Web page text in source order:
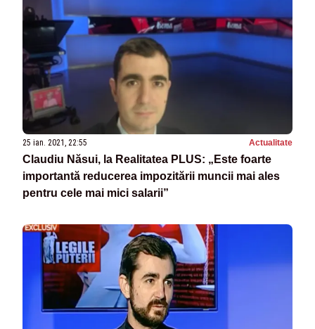
25 ian. 2021, 22:55 Actualitate
Claudiu Năsui, la Realitatea PLUS: „Este foarte
importantă reducerea impozitării muncii mai ales
pentru cele mai mici salarii”